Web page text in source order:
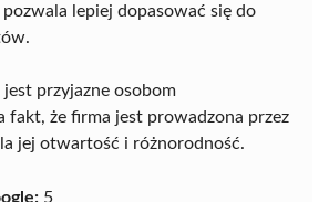
lepiej dopasować się do
jest przyjazne osobom
fakt, że firma jest prowadzona przez
jej otwartość i różnorodność.
5